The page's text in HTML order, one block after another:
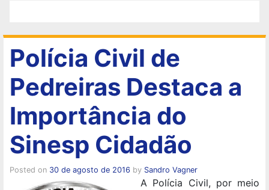
Polícia Civil de
Pedreiras Destaca a
Importância do
Sinesp Cidadão
Posted on 30 de agosto de 2016 by Sandro Vagner
A Polícia Civil, por meio